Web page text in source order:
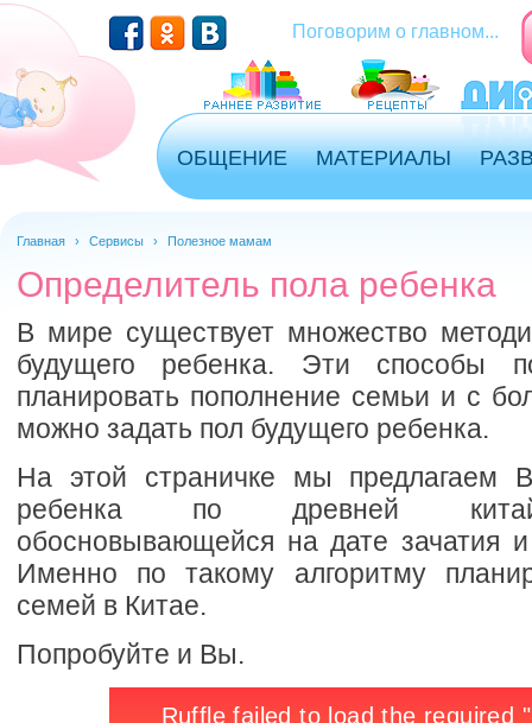
Перейти к основному содержанию
Поговорим о главном...
ОБЩЕНИЕ МАТЕРИАЛЫ
Главная › Сервисы › Полезное мамам
Определитель пола ребенка
В мире существует множество
будущего ребенка. Эти способы
планировать пополнение семьи и с
можно задать пол будущего ребенка.
На этой страничке мы предлагаем
ребенка по древней
обосновывающейся на дате зачатия
Именно по такому алгоритму
семей в Китае.
Попробуйте и Вы.